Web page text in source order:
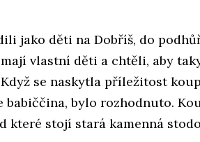
jako děti na Dobříš, do
vlastní děti a chtěli, aby
se naskytla příležitost
babiččina, bylo rozhodnuto.
které stojí stará kamenná